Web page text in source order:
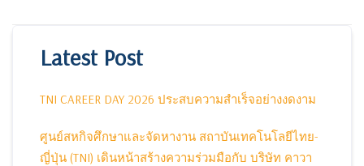
Latest Post
TNI CAREER DAY 2026 ประสบความสำเร็จอย่างงดงาม
ศูนย์สหกิจศึกษาและจัดหางาน สถาบันเทคโนโลยีไทย-
ญี่ปุ่น (TNI) เดินหน้าสร้างความร่วมมือกับ บริษัท คาวา